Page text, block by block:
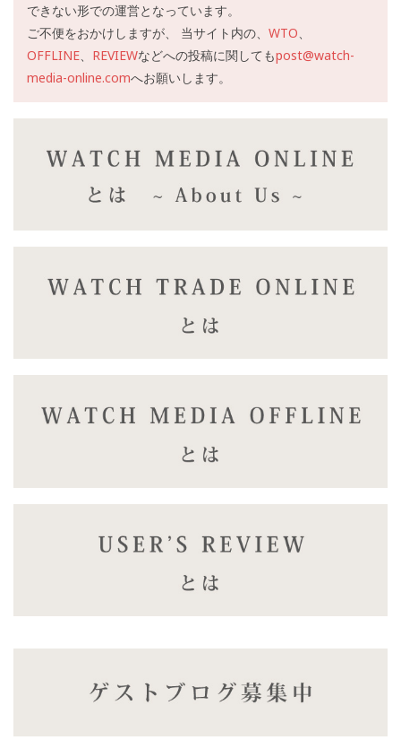
できない形での運営となっています。
ご不便をおかけしますが、 当サイト内の、 WTO
OFFLINE
REVIEWなどへの投稿に関してもpost@watch-
media-online.comへお願いします。